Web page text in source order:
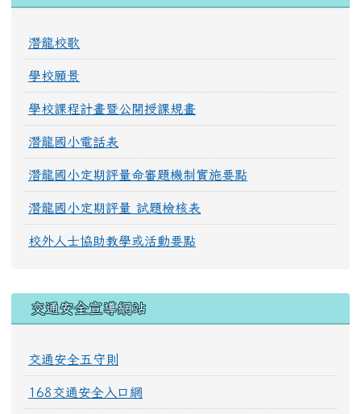
潛龍校歌
學校願景
學校課程計畫暨公開授課規畫
潛龍國小電話表
潛龍國小定期評量命審題機制實施要點
潛龍國小定期評量 試題檢核表
校外人士協助教學或活動要點
交通安全宣導網站
交通安全五守則
168交通安全入口網